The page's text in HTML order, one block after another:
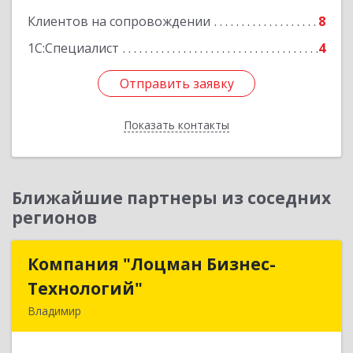
Клиентов на сопровождении
8
1С:Специалист
4
Отправить заявку
Показать контакты
Отправить заявку
Назад
Ближайшие партнеры из соседних
регионов
Компания "Лоцман Бизнес-
Технологий"
Владимир
Компания "Лоцман Бизнес-